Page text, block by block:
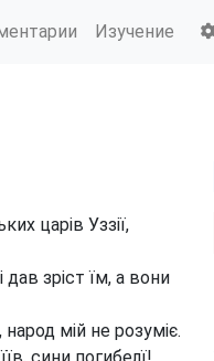
Изучение
царів Уззії,
зріст їм, а вони
мій не розуміє.